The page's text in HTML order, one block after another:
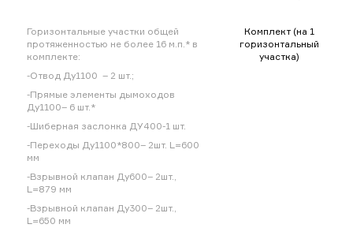
Горизонтальные участки общей
протяженностью не более 16 м.п.* в
комплекте:
-Отвод Ду1100 – 2 шт.;
-Прямые элементы дымоходов
Ду1100– 6 шт.*
-Шиберная заслонка ДУ400-1 шт.
-Переходы Ду1100*800– 2шт. L=600
мм
-Взрывной клапан Ду600– 2шт.,
L=879 мм
-Взрывной клапан Ду300– 2шт.,
L=650 мм
Комплект (на 1
горизонтальный
участка)